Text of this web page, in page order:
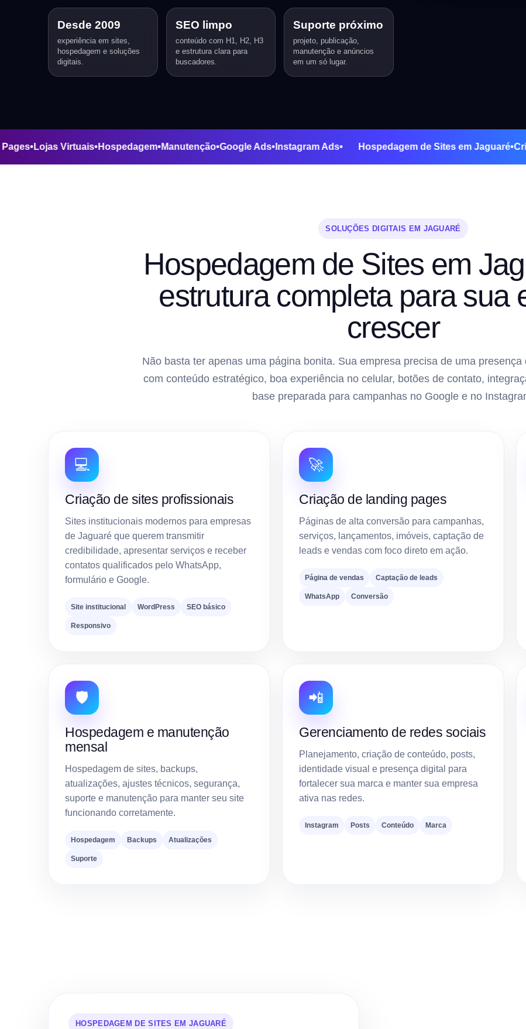
Desde 2009
experiência em sites,
hospedagem e soluções
digitais.
SEO limpo
conteúdo com H1, H2, H3
e estrutura clara para
buscadores.
Suporte próximo
projeto, publicação,
manutenção e anúncios
em um só lugar.
Pages•Lojas Virtuais•Hospedagem•Manutenção•Google Ads•Instagram Ads• Hospedagem de Sites em
SOLUÇÕES DIGITAIS EM JAGUARÉ
Hospedagem de Sites em
estrutura completa para sua
crescer
Não basta ter apenas uma página bonita. Sua empresa precisa de uma
com conteúdo estratégico, boa experiência no celular, botões de contato,
base preparada para campanhas no Google e no
💻
Criação de sites profissionais
Sites institucionais modernos para empresas
de Jaguaré que querem transmitir
credibilidade, apresentar serviços e receber
contatos qualificados pelo WhatsApp,
formulário e Google.
Site institucional WordPress SEO básico
Responsivo
🚀
Criação de landing pages
Páginas de alta conversão para campanhas,
serviços, lançamentos, imóveis, captação de
leads e vendas com foco direto em ação.
Página de vendas Captação de leads
WhatsApp Conversão
🛡️
Hospedagem e manutenção
mensal
Hospedagem de sites, backups,
atualizações, ajustes técnicos, segurança,
suporte e manutenção para manter seu site
funcionando corretamente.
Hospedagem Backups Atualizações
Suporte
📲
Gerenciamento de redes sociais
Planejamento, criação de conteúdo, posts,
identidade visual e presença digital para
fortalecer sua marca e manter sua empresa
ativa nas redes.
Instagram Posts Conteúdo Marca
HOSPEDAGEM DE SITES EM JAGUARÉ